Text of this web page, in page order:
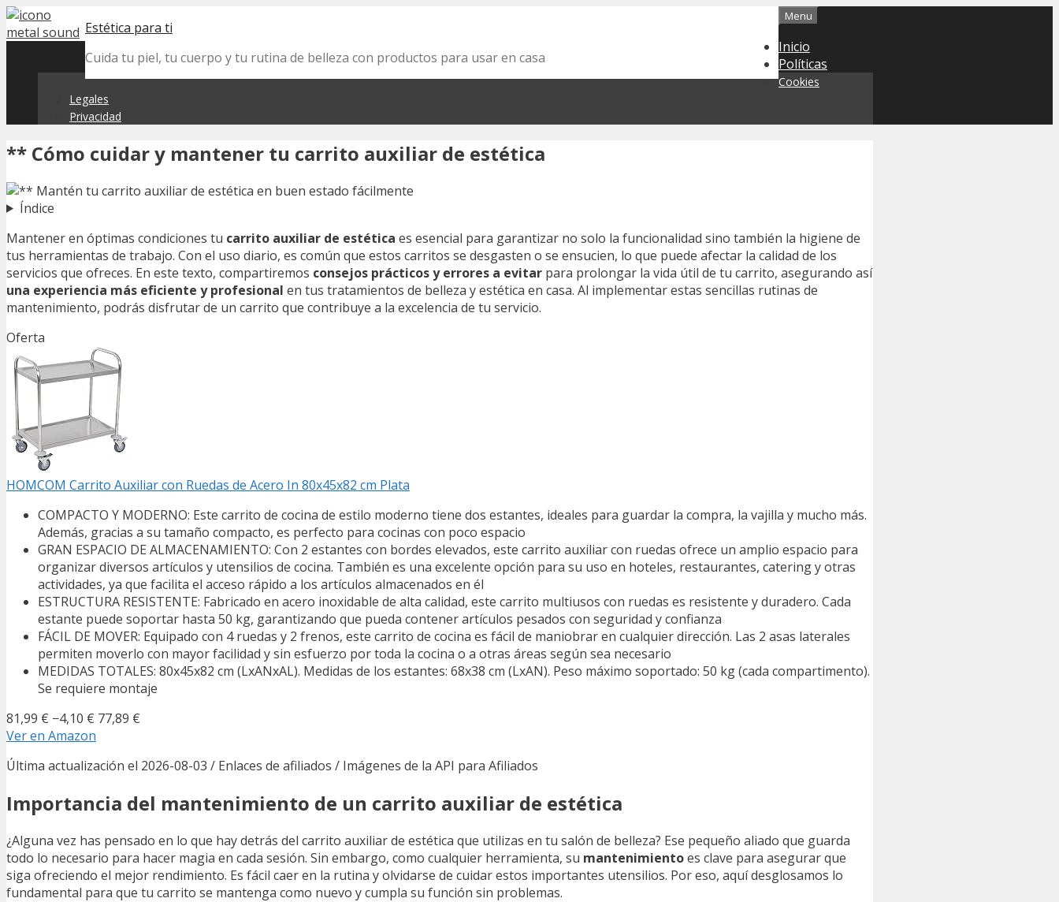
Skip
to
Estética para ti
Cuida tu piel, tu cuerpo y tu rutina de belleza con productos para usar en casa
Menu
Inicio
Políticas
Cookies
Legales
Privacidad
** Cómo cuidar y mantener tu carrito auxiliar de estética
Índice
Mantener en óptimas condiciones tu carrito auxiliar de estética es esencial para garantizar no solo la funcionalidad sino también la higiene de
tus herramientas de trabajo. Con el uso diario, es común que estos carritos se desgasten o se ensucien, lo que puede afectar la calidad de los
servicios que ofreces. En este texto, compartiremos consejos prácticos y errores a evitar para prolongar la vida útil de tu carrito, asegurando así
una experiencia más eficiente y profesional en tus tratamientos de belleza y estética en casa. Al implementar estas sencillas rutinas de
mantenimiento, podrás disfrutar de un carrito que contribuye a la excelencia de tu servicio.
Oferta
HOMCOM Carrito Auxiliar con Ruedas de Acero In 80x45x82 cm Plata
COMPACTO Y MODERNO: Este carrito de cocina de estilo moderno tiene dos estantes, ideales para guardar la compra, la vajilla y mucho más.
Además, gracias a su tamaño compacto, es perfecto para cocinas con poco espacio
GRAN ESPACIO DE ALMACENAMIENTO: Con 2 estantes con bordes elevados, este carrito auxiliar con ruedas ofrece un amplio espacio para
organizar diversos artículos y utensilios de cocina. También es una excelente opción para su uso en hoteles, restaurantes, catering y otras
actividades, ya que facilita el acceso rápido a los artículos almacenados en él
ESTRUCTURA RESISTENTE: Fabricado en acero inoxidable de alta calidad, este carrito multiusos con ruedas es resistente y duradero. Cada
estante puede soportar hasta 50 kg, garantizando que pueda contener artículos pesados con seguridad y confianza
FÁCIL DE MOVER: Equipado con 4 ruedas y 2 frenos, este carrito de cocina es fácil de maniobrar en cualquier dirección. Las 2 asas laterales
permiten moverlo con mayor facilidad y sin esfuerzo por toda la cocina o a otras áreas según sea necesario
MEDIDAS TOTALES: 80x45x82 cm (LxANxAL). Medidas de los estantes: 68x38 cm (LxAN). Peso máximo soportado: 50 kg (cada compartimento).
Se requiere montaje
81,99 € −4,10 € 77,89 €
Ver en Amazon
Última actualización el 2026-08-03 / Enlaces de afiliados / Imágenes de la API para Afiliados
Importancia del mantenimiento de un carrito auxiliar de estética
¿Alguna vez has pensado en lo que hay detrás del carrito auxiliar de estética que utilizas en tu salón de belleza? Ese pequeño aliado que guarda
todo lo necesario para hacer magia en cada sesión. Sin embargo, como cualquier herramienta, su mantenimientoes clave para asegurar que
siga ofreciendo el mejor rendimiento. Es fácil caer en la rutina y olvidarse de cuidar estos importantes utensilios. Por eso, aquí desglosamos lo
fundamental para que tu carrito se mantenga como nuevo y cumpla su función sin problemas.